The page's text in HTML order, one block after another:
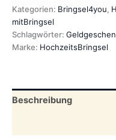
Kategorien: Bringsel4you,
mitBringsel
Schlagwörter:
Marke: HochzeitsBringsel
Beschreibung